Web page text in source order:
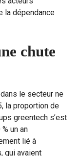
la dépendance
chute
le secteur ne
la proportion de
greentech s’est
un an
lié à
qui avaient